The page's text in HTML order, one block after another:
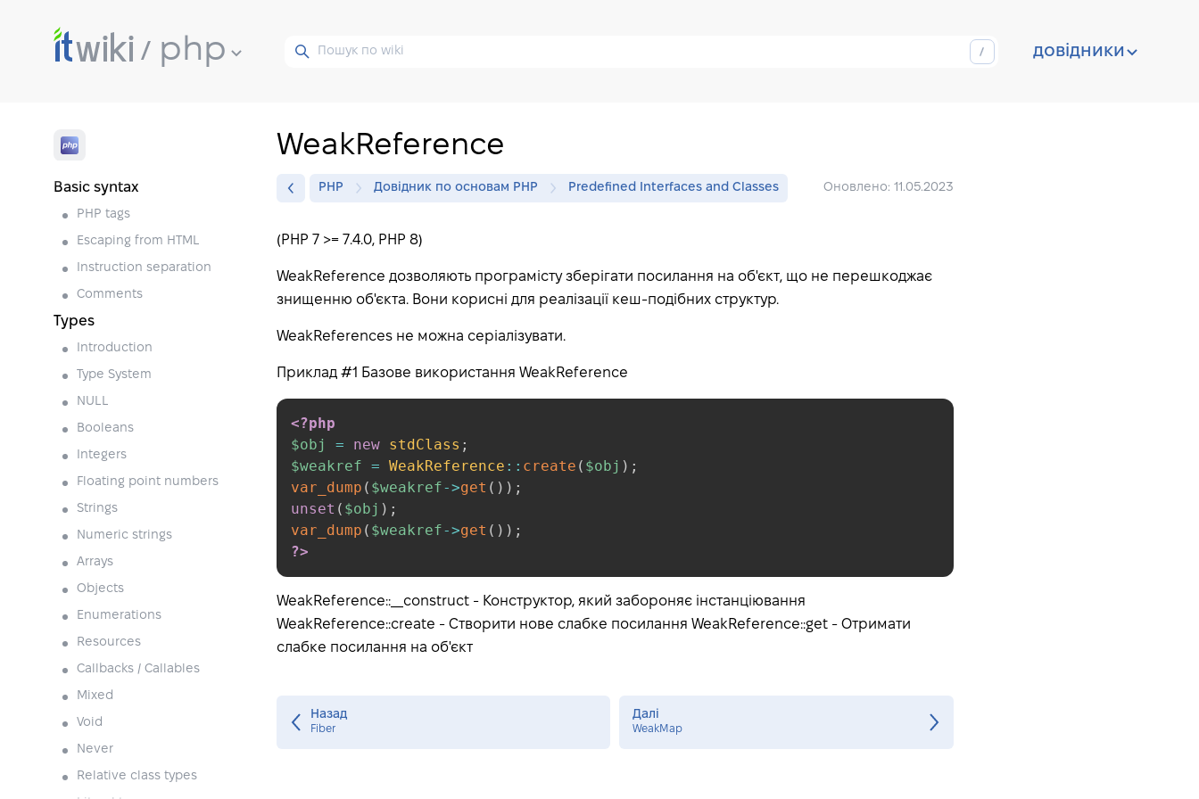
php довідники
Basic syntax
PHP tags
Escaping from HTML
Instruction separation
Comments
Types
Introduction
Type System
NULL
Booleans
Integers
Floating point numbers
Strings
Numeric strings
Arrays
Objects
Enumerations
Resources
Callbacks / Callables
Mixed
Void
Never
Relative class types
WeakReference
PHP Довідник по основам PHP Predefined Interfaces and Classes Оновлено: 11.05.2023
(PHP 7 >= 7.4.0, PHP 8)
WeakReference дозволяють програмісту зберігати посилання на об'єкт, що не перешкоджає
знищенню об'єкта. Вони корисні для реалізації кеш-подібних структур.
WeakReferences не можна серіалізувати.
Приклад #1 Базове використання WeakReference
<?php
$obj
= new stdClass ;
$weakref = WeakReference :: create ( $obj ) ;
var_dump ( $weakref->get ( ) ) ;
unset ( $obj ) ;
var_dump ( $weakref->get ( ) ) ;
?>
WeakReference::__construct - Конструктор, який забороняє інстанціювання
WeakReference::create - Створити нове слабке посилання WeakReference::get - Отримати
слабке посилання на об'єкт
Назад
Fiber
Далі
WeakMap